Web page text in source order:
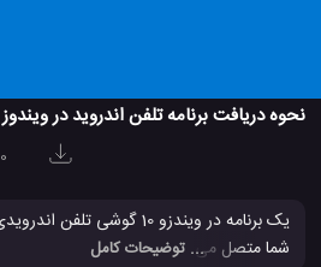
نحوه دریافت برنامه تلفن اندروید در ویندوز
0
شما متصل می کند. شما می توانید متن ها،
... توضیحات کامل